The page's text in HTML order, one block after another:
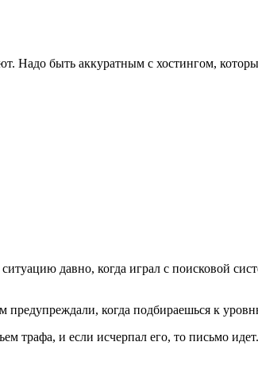
Надо быть аккуратным с хостингом,
давно, когда играл с поисковой
когда подбираешься к
трафа, и если исчерпал его, то письмо